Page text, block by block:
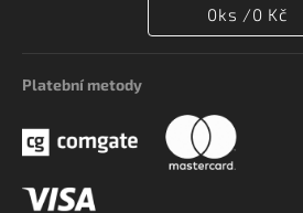
0ks /0 Kč
Platební metody